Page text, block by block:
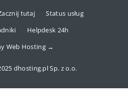
tutaj
Status usług
Helpdesk 24h
Web Hosting →
dhosting.pl Sp. z o.o.